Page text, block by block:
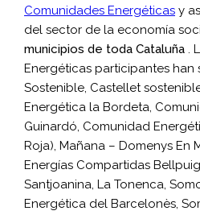
Comunidades Energéticas y
del sector de la economía
municipios de toda Cataluña .
Energéticas participantes han
Sostenible, Castellet
Energética la Bordeta,
Guinardó, Comunidad
Roja), Mañana – Domenys En
Energías Compartidas
Santjoanina, La Tonenca,
Energética del Barcelonès,